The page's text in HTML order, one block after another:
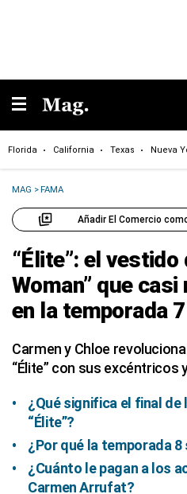
Florida California Texas Nueva
MAG >FAMA
Añadir El Comercio
“Élite”: el
Woman” que
en la temporada 7
Carmen y Chloe
“Élite” con sus excéntricos
¿Qué significa el final de
“Élite”?
¿Por qué la temporada 8
¿Cuánto le pagan a los
Carmen Arrufat?